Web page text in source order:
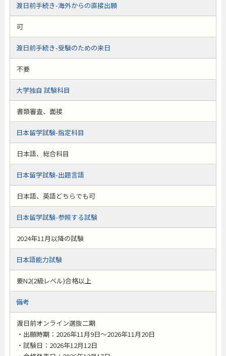
渡日前手続き-海外からの直接出願
可
渡日前手続き-受験のための来日
不要
大学独自 試験科目
書類審査、面接
日本留学試験-指定科目
日本語、総合科目
日本留学試験-出題言語
日本語、英語どちらでも可
日本留学試験-参照する試験
2024年11月以降の試験
日本語能力試験
要N2(2級レベル)合格以上
備考
渡日前オンライン選抜二期
・出願時期：2026年11月9日～2026年11月20日
・試験日：2026年12月12日